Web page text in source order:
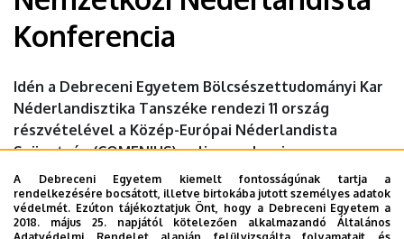
Konferencia
Idén a Debreceni Egyetem Bölcsészettudományi Kar
Néderlandisztika Tanszéke rendezi 11 ország
részvételével a Közép-Európai Néderlandista
Szövetség (COMENIUS) online szakmai
tanácskozását, amelyen előadások hangzanak el a
holland nyelveszet, az irodalomtudomány, a kultúra
és a nyelvoktatás témakörében.
A Debreceni Egyetem kiemelt fontosságúnak tartja a
rendelkezésére bocsátott, illetve birtokába jutott személyes adatok
védelmét. Ezúton tájékoztatjuk Önt, hogy a Debreceni Egyetem a
2018. május 25. napjától kötelezően alkalmazandó Általános